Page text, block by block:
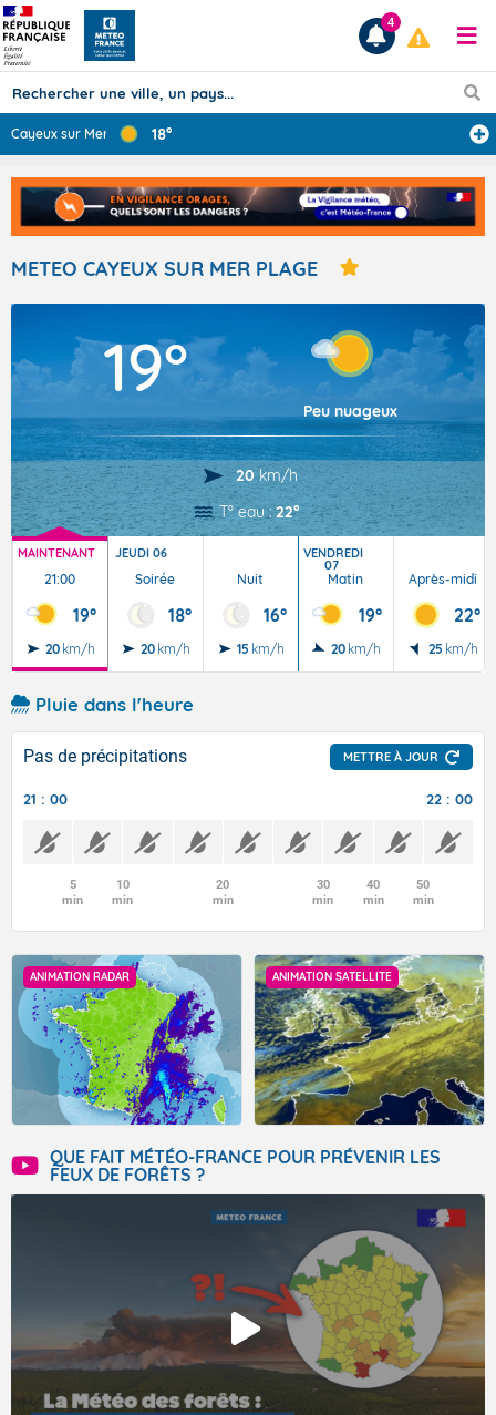
Prévisions
TOUS LES RÉSULTATS
Articles
4
Cayeux sur Mer 18°
METEO CAYEUX SUR MER PLAGE
19°
Peu nuageux
20 km/h
T° eau :22°
MAINTENANT
21:00
19°
20 km/h
JEUDI 06
Soirée
18°
20 km/h
Nuit
16°
15 km/h
VENDREDI
07
Matin
19°
20 km/h
Après-midi
22°
25 km/h
Pluie dans l'heure
Pas de précipitations METTRE À JOUR
21 : 00 22 : 00
5
min
10
min
20
min
30
min
40
min
50
min
ANIMATION RADAR ANIMATION SATELLITE
QUE FAIT MÉTÉO-FRANCE POUR PRÉVENIR LES
FEUX DE FORÊTS ?